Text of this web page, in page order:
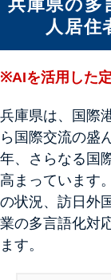
兵庫県の多
人居住
※AIを活用した
兵庫県は、国際
ら国際交流の盛
年、さらなる国
高ま っています
の状況、訪 日外
業の多言語化対
ます。